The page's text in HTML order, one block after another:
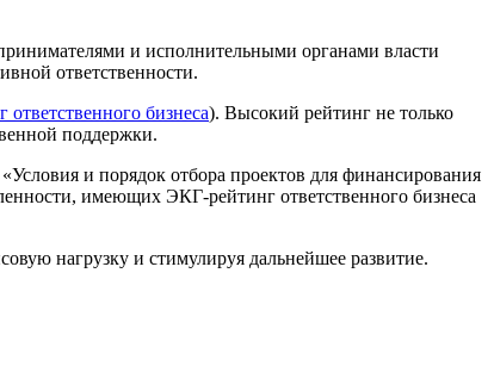
и исполнительными органами власти
ответственности.
бизнеса). Высокий рейтинг не только
поддержки.
и порядок отбора проектов для финансирования
имеющих ЭКГ-рейтинг ответственного бизнеса
нагрузку и стимулируя дальнейшее развитие.